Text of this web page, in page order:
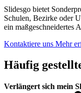
Slidesgo bietet
Schulen, Bezirke oder
ein maßgeschneidertes
Kontaktiere uns Mehr
Häufig
Verlängert sich mein